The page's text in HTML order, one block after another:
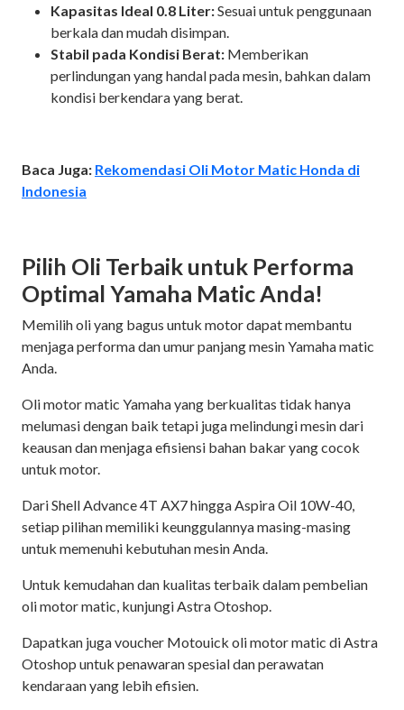
Kapasitas Ideal 0.8 Liter:Sesuai untuk penggunaan
berkala dan mudah disimpan.
Stabil pada Kondisi Berat: Memberikan
perlindungan yang handal pada mesin, bahkan dalam
kondisi berkendara yang berat.
Baca Juga: Rekomendasi Oli Motor Matic Honda di
Indonesia
Pilih Oli Terbaik untuk Performa
Optimal Yamaha Matic Anda!
Memilih oli yang bagus untuk motor dapat membantu
menjaga performa dan umur panjang mesin Yamaha matic
Anda.
Oli motor matic Yamaha yang berkualitas tidak hanya
melumasi dengan baik tetapi juga melindungi mesin dari
keausan dan menjaga efisiensi bahan bakar yang cocok
untuk motor.
Dari Shell Advance 4T AX7 hingga Aspira Oil 10W-40,
setiap pilihan memiliki keunggulannya masing-masing
untuk memenuhi kebutuhan mesin Anda.
Untuk kemudahan dan kualitas terbaik dalam pembelian
oli motor matic, kunjungi Astra Otoshop.
Dapatkan juga voucher Motouick oli motor matic di Astra
Otoshop untuk penawaran spesial dan perawatan
kendaraan yang lebih efisien.